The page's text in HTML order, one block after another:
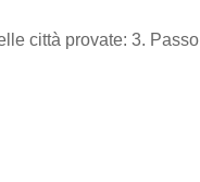
città provate: 3. Passo